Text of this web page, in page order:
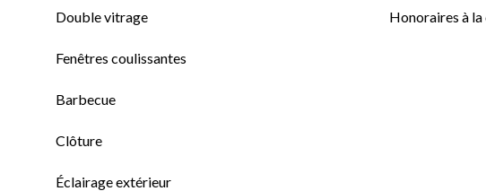
Double vitrage
Fenêtres coulissantes
Barbecue
Clôture
Éclairage extérieur
Honoraires à